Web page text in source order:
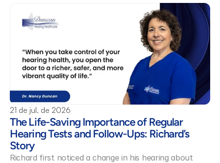
21 de jul. de 2026
The Life-Saving Importance of Regular
Hearing Tests and Follow-Ups: Richard’s
Story
Richard first noticed a change in his hearing about